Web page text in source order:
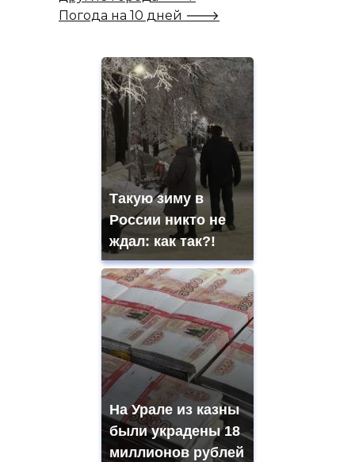
Погода на 10 дней 🡒
Такую зиму в
России никто не
ждал: как так?!
На Урале из казны
были украдены 18
миллионов рублей